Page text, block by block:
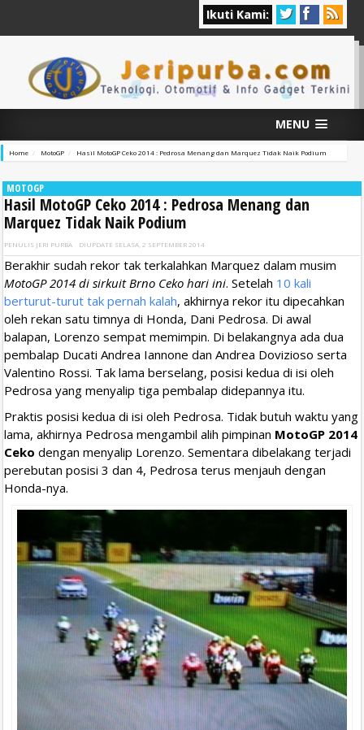
Ikuti Kami:
MENU
Home MotoGP Hasil MotoGP Ceko 2014 : Pedrosa Menang dan Marquez Tidak Naik Podium
MOTOGP
Hasil MotoGP Ceko 2014 : Pedrosa Menang dan
Marquez Tidak Naik Podium
PENULIS JERI PURBA DIUPDATE SELASA, 2 SEPTEMBER 2014
Berakhir sudah rekor tak terkalahkan Marquez dalam musim
MotoGP 2014 di sirkuit Brno Ceko hari ini. Setelah 10 kali
berturut-turut tak pernah kalah, akhirnya rekor itu dipecahkan
oleh rekan satu timnya di Honda, Dani Pedrosa. Di awal
balapan, Lorenzo sempat memimpin. Di belakangnya ada dua
pembalap Ducati Andrea Iannone dan Andrea Dovizioso serta
Valentino Rossi. Tak lama berselang, posisi kedua di isi oleh
Pedrosa yang menyalip tiga pembalap didepannya itu.
Praktis posisi kedua di isi oleh Pedrosa. Tidak butuh waktu yang
lama, akhirnya Pedrosa mengambil alih pimpinan MotoGP 2014
Ceko dengan menyalip Lorenzo. Sementara dibelakang terjadi
perebutan posisi 3 dan 4, Pedrosa terus menjauh dengan
Honda-nya.